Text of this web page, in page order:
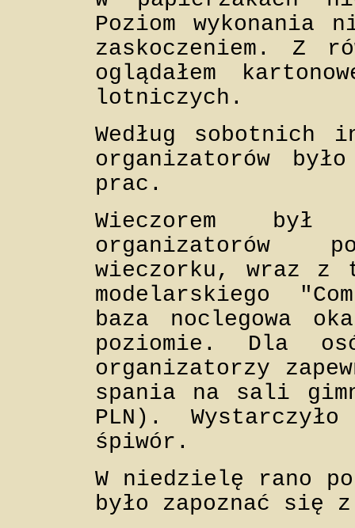
Poziom wykonania
zaskoczeniem. Z
oglądałem
lotniczych.
Według sobotnich
organizatorów
prac.
Wieczorem był
organizatorów
wieczorku, wraz z
modelarskiego
baza noclegowa
poziomie. Dla
organizatorzy
spania na sali
PLN).
śpiwór.
W niedzielę rano
było zapoznać się